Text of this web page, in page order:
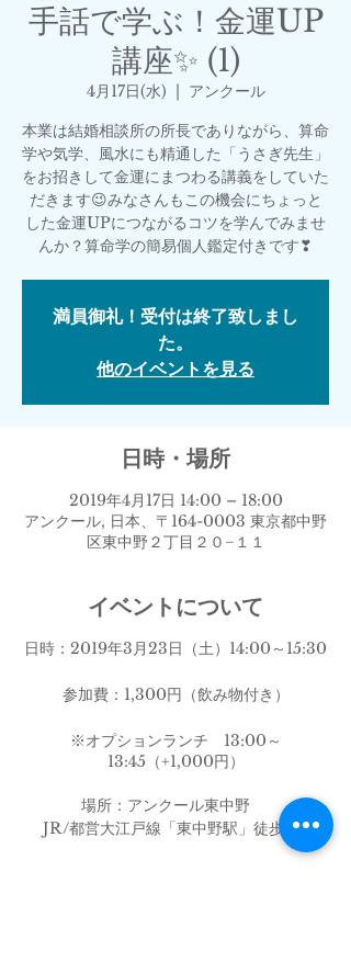
手話で学ぶ！金運UP
講座✨ (1)
4月17日(水)
  |
アンクール
本業は結婚相談所の所長でありながら、算命
学や気学、風水にも精通した「うさぎ先生」
をお招きして金運にまつわる講義をしていた
だきます😉みなさんもこの機会にちょっと
した金運UPにつながるコツを学んでみませ
んか？算命学の簡易個人鑑定付きです❣
満員御礼！受付は終了致しまし
た。
他のイベントを見る
日時・場所
2019年4月17日 14:00 – 18:00
アンクール, 日本、〒164-0003 東京都中野
区東中野２丁目２０−１１
イベントについて
日時：2019年3月23日（土）14:00～15:30
参加費：1,300円（飲み物付き）
※オプションランチ 13:00～
13:45（+1,000円）
場所：アンクール東中野
JR/都営大江戸線「東中野駅」徒歩5分